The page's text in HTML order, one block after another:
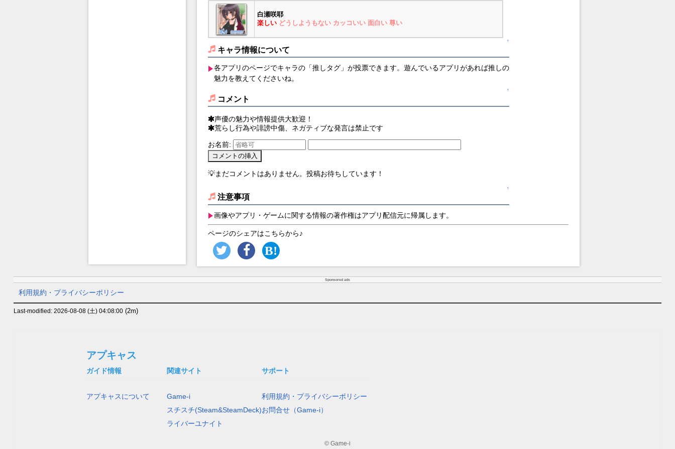
白瀬咲耶
楽しい どうしようもない カッコいい 面白い 尊い
↑
キャラ情報について
各アプリのページでキャラの「推しタグ」が投票できます。遊んでいるアプリがあれば推しの
魅力を教えてくださいね。
↑
コメント
声優の魅力や情報提供大歓迎！
荒らし行為や誹謗中傷、ネガティブな発言は禁止です
お名前:
💡まだコメントはありません。投稿お待ちしています！
↑
注意事項
画像やアプリ・ゲームに関する情報の著作権はアプリ配信元に帰属します。
ページのシェアはこちらから♪
Sponsored ads
利用規約・プライバシーポリシー
Last-modified: 2026-08-08 (土) 04:08:00(2m)
アプキャス
ガイド情報
アプキャスについて
関連サイト
Game-i
スチスチ(Steam&SteamDeck)
ライバーユナイト
サポート
利用規約・プライバシーポリシー
お問合せ（Game-i）
© Game-i